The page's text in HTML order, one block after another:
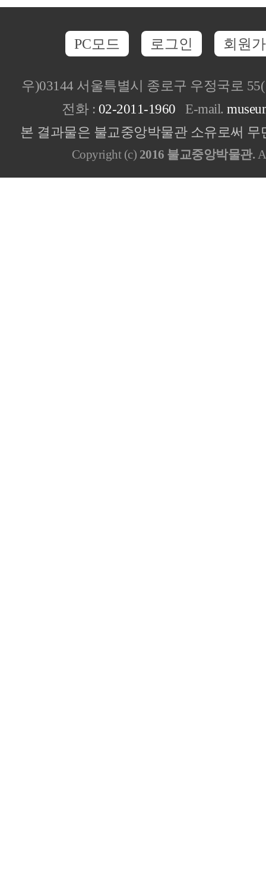
PC모드 로그인 회원
우)03144 서울특별시 종로구 우정국로
전화 : 02-2011-1960 E-mail.
본 결과물은 불교중앙박물관 소유로써
Copyright (c) 2016 불교중앙박물관.